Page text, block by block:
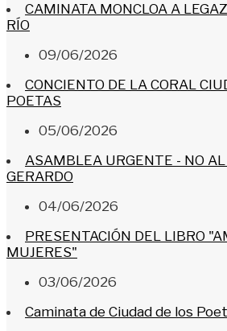
CAMINATA MONCLOA A
RÍO
09/06/2026
CONCIENTO DE LA CORAL
POETAS
05/06/2026
ASAMBLEA URGENTE - NO
GERARDO
04/06/2026
PRESENTACIÓN DEL LIBRO
MUJERES"
03/06/2026
Caminata de Ciudad de los